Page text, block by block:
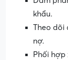
khẩu.
Theo dõi
nợ.
Phối